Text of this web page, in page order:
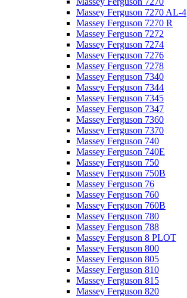
Massey Ferguson 7270 AL-4
Massey Ferguson 7270 R
Massey Ferguson 7272
Massey Ferguson 7274
Massey Ferguson 7276
Massey Ferguson 7278
Massey Ferguson 7340
Massey Ferguson 7344
Massey Ferguson 7345
Massey Ferguson 7347
Massey Ferguson 7360
Massey Ferguson 7370
Massey Ferguson 740
Massey Ferguson 740E
Massey Ferguson 750
Massey Ferguson 750B
Massey Ferguson 76
Massey Ferguson 760
Massey Ferguson 760B
Massey Ferguson 780
Massey Ferguson 788
Massey Ferguson 8 PLOT
Massey Ferguson 800
Massey Ferguson 805
Massey Ferguson 810
Massey Ferguson 815
Massey Ferguson 820